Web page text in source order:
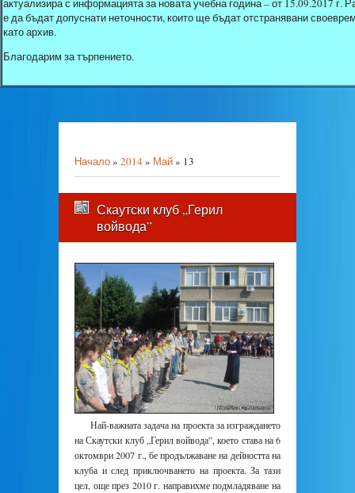
актуализира с информацията за новата учебна година – от 15.09.2017
е да бъдат допуснати неточности, които ще бъдат отстранявани
като архив.
Благодарим за търпението.
Начало» 2014 » Май» 13
Скаутски клуб „Герил
войвода”
Най-важната задача на проекта за изграждането
на Скаутски клуб „Герил войвода”, което става на 6
октомври 2007 г., бе продължаване на дейността на
клуба и след приключването на проекта. За тази
цел, още през 2010 г. направихме подмладяване на